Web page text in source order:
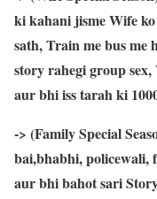
ki kahani jisme Wife
sath, Train me bus me
story rahegi group
aur bhi iss tarah ki
-> (Family Special
bai,bhabhi, policewali,
aur bhi bahot sari